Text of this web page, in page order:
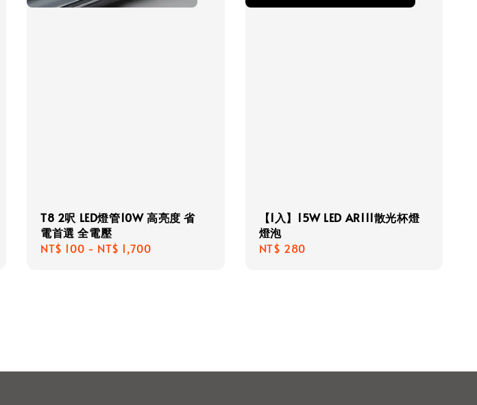
T8 2呎 LED燈管10W 高亮度 省
電首選 全電壓
Regular
NT$ 100 - NT$ 1,700
【1入】15W LED AR111散光杯燈
燈泡
Regular
NT$ 280